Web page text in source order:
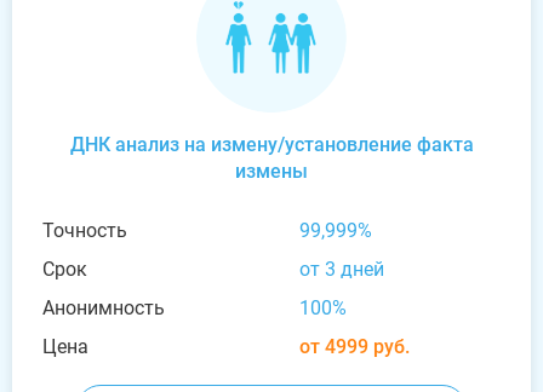
ДНК анализ на измену/установление факта
измены
Точность
99,999%
Срок
от 3 дней
Анонимность
100%
Цена
от 4999 руб.